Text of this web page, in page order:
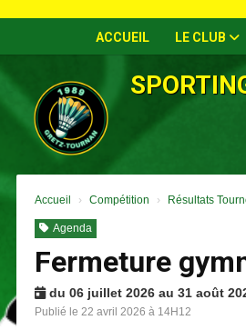
ACCUEIL LE CLUB
Accueil Compétition Résultats
Agenda
Fermeture
du 06 juillet 2026 au 31 août
Publié le 22 avril 2026 à 14H12